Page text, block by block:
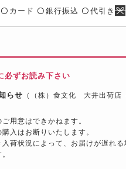
〇 カード 〇 銀行振込 〇 代引き
必ずお読み下さい
らせ （（株）食文化 大井出荷店
用意はできかねます。
入はお断りいたします。
荷状況によって、お届けが遅れる